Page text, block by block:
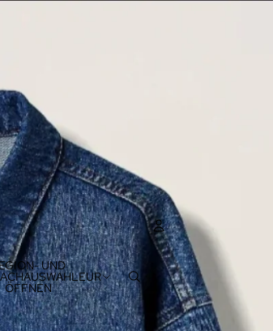
UND
ÖFFNEN
EUR KONTO
BESTELLUNGEN